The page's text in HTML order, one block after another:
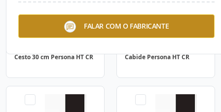
FALAR COM O FABRICANTE
Cesto 30 cm Persona HT CR Cabide Persona HT CR